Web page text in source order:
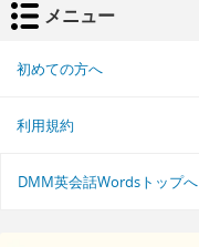
メニュー
初めての方へ
利用規約
DMM英会話Wordsトップへ